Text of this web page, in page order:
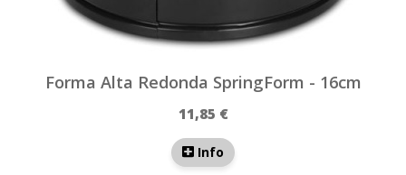
Forma Alta Redonda SpringForm - 16cm
11,85 €
Info